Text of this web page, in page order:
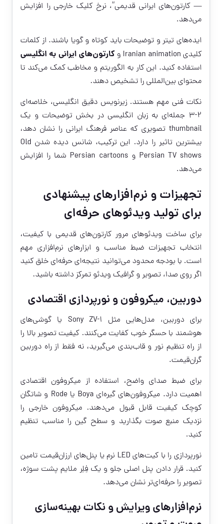
— کارتون‌های ایرانی قدیمی”، نرخ کلیک خارجی را افزایش
می‌دهد.
ایده‌های تیتر و توضیحات باید کوتاه و گویا باشند. از کلمات
کلیدی Iranian animation و
کارتون‌های ایرانی به انگلیسی
استفاده کنید. این کار به الگوریتم و مخاطب کمک می‌کند تا
محتوای بین‌المللی را تشخیص دهند.
نکات فنی مهم هستند. زیرنویس دقیق انگلیسی، خلاصه‌ای
۲-۳ جمله‌ای به زبان انگلیسی در بخش توضیحات و یک
thumbnail تصویری که عناصر فرهنگ ایرانی را نشان دهد،
بیشترین تاثیر را دارد. این ترکیب، شانس دیده شدن Old
Persian TV shows و Persian cartoons شما را افزایش
می‌دهد.
تجهیزات و نرم‌افزارهای پیشنهادی
برای تولید ویدئوهای حرفه‌ای
برای ساخت ویدئوهای مرور کارتون‌های قدیمی با کیفیت،
انتخاب تجهیزات ضبط مناسب و ابزارهای نرم‌افزاری مهم
است. با بودجه محدود می‌توانید نتیجه‌ای حرفه‌ای خلق کنید
اگر روی صدا، تصویر و گرافیک ویدئو تمرکز داشته باشید.
دوربین، میکروفون و نورپردازی اقتصادی
برای دوربین، مدل‌هایی مثل Sony ZV-1 یا گوشی‌های
هوشمند با حسگر خوب کفایت می‌کنند. کیفیت تصویر بالا را
از راه تنظیم نور و قاب‌بندی می‌گیرید، نه فقط از راه دوربین
گران‌قیمت.
برای ضبط صدای واضح، استفاده از میکروفون اقتصادی
اهمیت دارد. میکروفون‌های گیره‌ای Boya یا Rode و شاتگان
کوچک کیفیت قابل قبول می‌دهند. میکروفون خارجی را
نزدیک منبع صوت بگذارید و سطح گین را مناسب تنظیم
کنید.
نورپردازی را با کیت‌های LED نرم یا پنل‌های ارزان‌قیمت تامین
کنید. قرار دادن پنل اصلی جلو و یک فِلِر ملایم پشت سوژه،
تصویر را حرفه‌ای‌تر نشان می‌دهد.
نرم‌افزارهای ویرایش و نکات بهینه‌سازی